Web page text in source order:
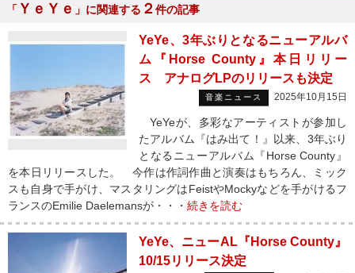
「 ＹｅＹｅ 」に関連する ２件の記事
YeYe、3年ぶりとなるニューアルバ
ム『Horse County』本日リリー
ス アナログLPのリリースも決定
音楽ニュース 2025年10月15日
YeYeが、多彩なアーティストが参加し
たアルバム『はみ出て！』以来、3年ぶり
となるニューアルバム『Horse County』
を本日リリースした。 今作は作詞作曲と演奏はもちろん、ミック
スも自身で手がけ、マスタリングはFeistやMockyなどを手がけるフ
ランスのEmilie Daelemansが・・・ 続きを読む
YeYe、ニューAL『Horse County』
10/15リリース決定